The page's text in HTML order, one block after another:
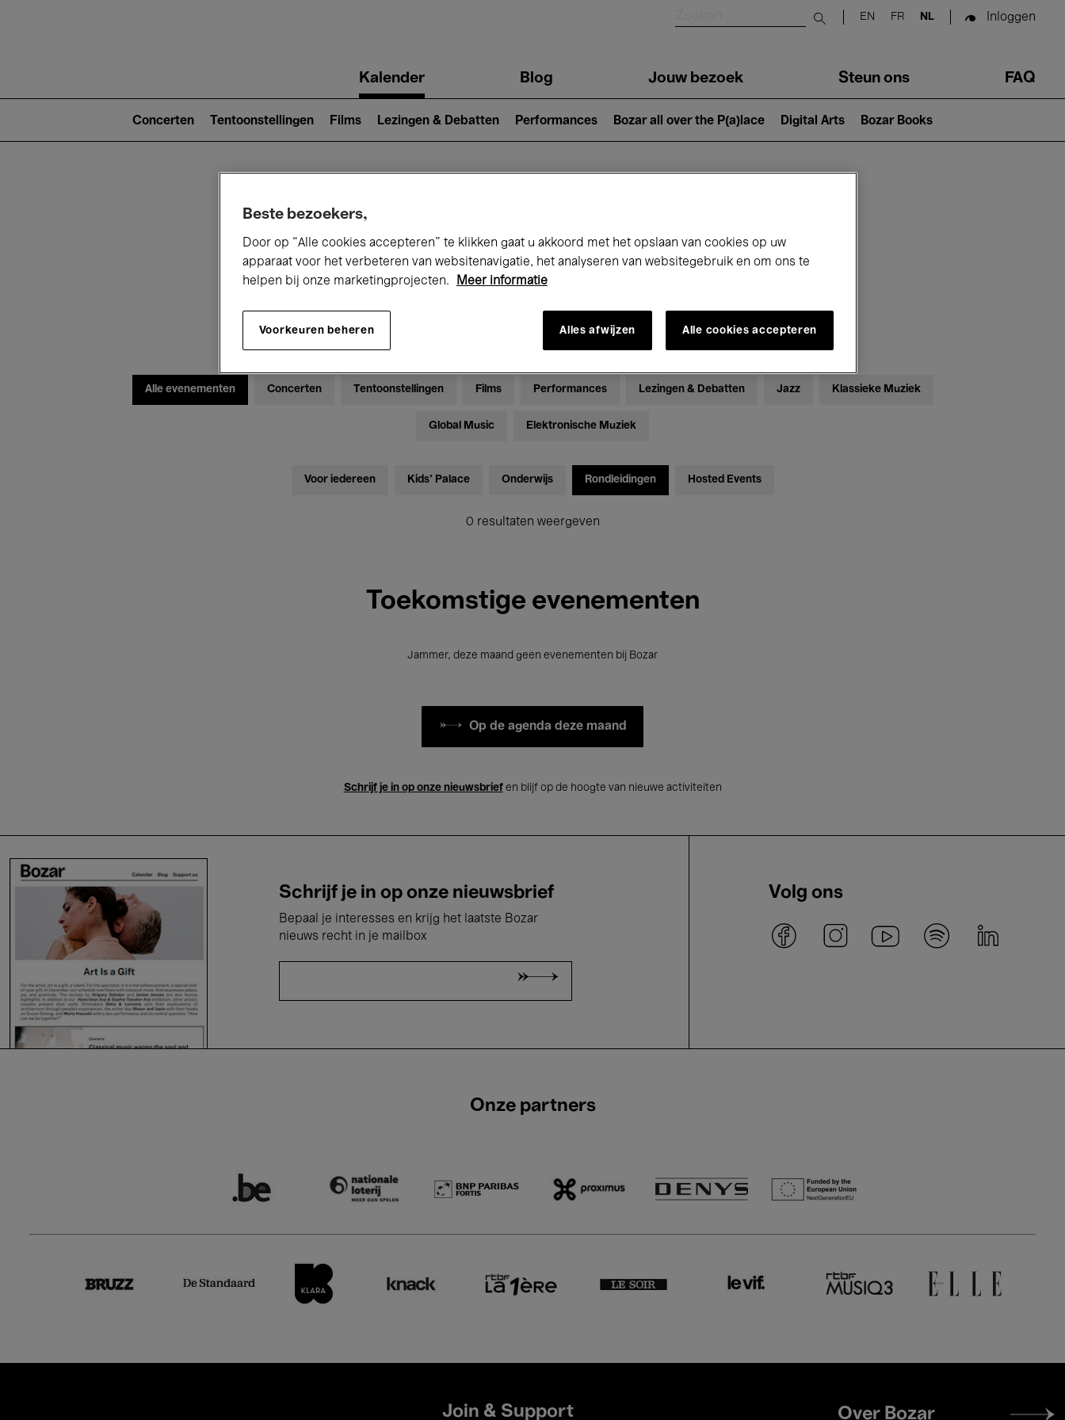
Submit search
EN FR NL Inloggen
navigationKalender Blog Jouw bezoek Steun ons FAQ
2)
Concerten Tentoonstellingen Films Lezingen & Debatten Performances Bozar all over the P(a)lace Digital Arts Bozar Books
Alle evenementen Concerten Tentoonstellingen Films Performances Lezingen & Debatten Jazz Klassieke Muziek
Global Music Elektronische Muziek
Voor iedereen Kids’ Palace Onderwijs Rondleidingen Hosted Events
0 resultaten weergeven
Toekomstige evenementen
Jammer, deze maand geen evenementen bij Bozar
Op de agenda deze maand
Schrijf je in op onze nieuwsbriefen blijf op de hoogte van nieuwe activiteiten
Schrijf je in op onze nieuwsbrief
Bepaal je interesses en krijg het laatste Bozar
nieuws recht in je mailbox
Volg ons
Onze partners
Join & Support
Footer
Over Bozar
Beste bezoekers,
Door op “Alle cookies accepteren” te klikken gaat u akkoord met het opslaan van cookies op uw
apparaat voor het verbeteren van websitenavigatie, het analyseren van websitegebruik en om ons te
helpen bij onze marketingprojecten.
Meer informatie
Voorkeuren beheren Alles afwijzen Alle cookies accepteren